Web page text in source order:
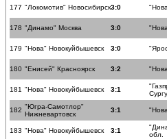
177 "Локомотив" Новосибирск3:0
178 "Динамо" Москва 3:0
179 "Нова" Новокуйбышевск 3:0
180 "Енисей" Красноярск 3:2
181 "Нова" Новокуйбышевск 3:1
182 "Югра-Самотлор"
Нижневартовск
3:1
183 "Нова" Новокуйбышевск 3:1
обл.